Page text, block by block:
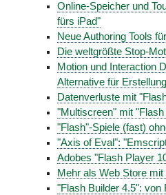
Online-Speicher und
fürs iPad"
Neue Authoring Tools
Die weltgrößte Stop-
Motion und Interaction
Alternative für
Datenverluste mit
"Multiscreen" mit
"Flash"-Spiele (fast)
"Axis of Eval":
Adobes "Flash Player
Mehr als Web Store
"Flash Builder 4.5": von